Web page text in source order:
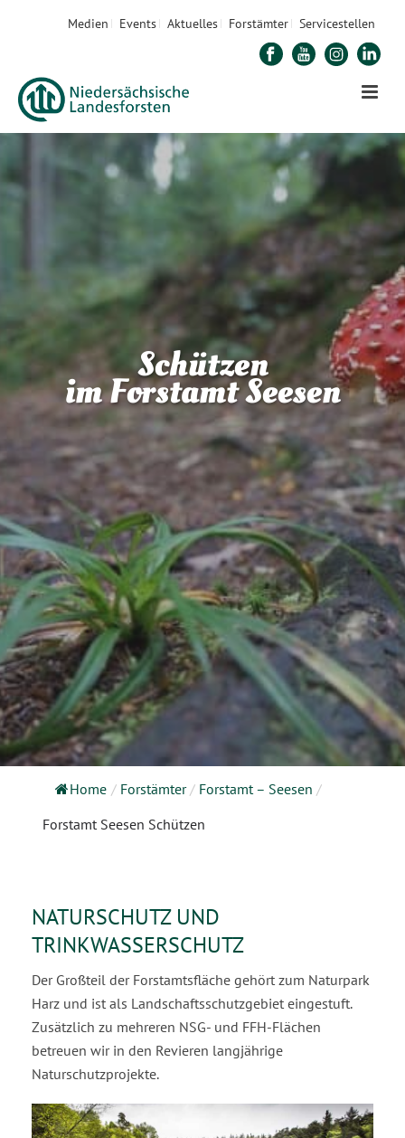
Medien Events Aktuelles Forstämter Servicestellen
Schützen
im Forstamt Seesen
Home / Forstämter / Forstamt – Seesen /
Forstamt Seesen Schützen
NATURSCHUTZ UND
TRINKWASSERSCHUTZ
Der Großteil der Forstamtsfläche gehört zum Naturpark
Harz und ist als Landschaftsschutzgebiet eingestuft.
Zusätzlich zu mehreren NSG- und FFH-Flächen
betreuen wir in den Revieren langjährige
Naturschutzprojekte.